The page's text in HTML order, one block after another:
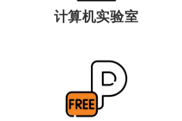
计算机实验室